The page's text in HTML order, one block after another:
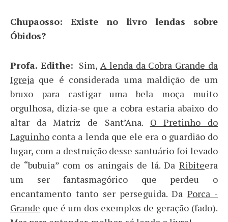
Chupaosso: Existe no livro lendas sobre
Óbidos?
Profa. Edithe: Sim,A lenda da Cobra Grande da
Igreja que é considerada uma maldição de um
bruxo para castigar uma bela moça muito
orgulhosa, dizia-se que a cobra estaria abaixo do
altar da Matriz de Sant’Ana. O Pretinho do
Laguinho conta a lenda que ele era o guardião do
lugar, com a destruição desse santuário foi levado
de “bubuia” com os aningais de lá. Da Ribiteera
um ser fantasmagórico que perdeu o
encantamento tanto ser perseguida. DaPorca -
Grande que é um dos exemplos de geração (fado).